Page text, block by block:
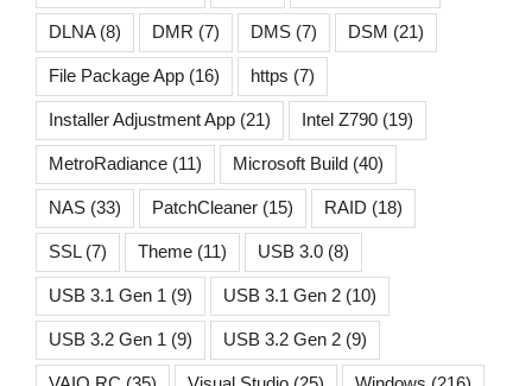
DLNA(8) DMR (7) DMS (7) DSM (21)
File Package App (16) https (7)
Installer Adjustment App (21) Intel Z790 (19)
MetroRadiance (11) Microsoft Build (40)
NAS (33) PatchCleaner (15) RAID (18)
SSL(7) Theme (11) USB 3.0 (8)
USB 3.1 Gen 1 (9) USB 3.1 Gen 2 (10)
USB 3.2 Gen 1 (9) USB 3.2 Gen 2 (9)